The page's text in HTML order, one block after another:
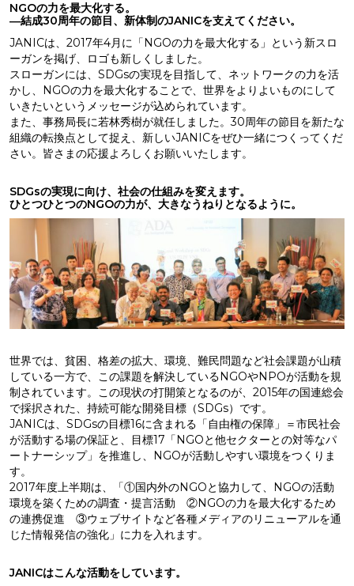
NGOの力を最大化する。
―結成30周年の節目、新体制のJANICを支えてください。
JANICは、2017年4月に「NGOの力を最大化する」という新スロ
ーガンを掲げ、ロゴも新しくしました。
スローガンには、SDGsの実現を目指して、ネットワークの力を活
かし、NGOの力を最大化することで、世界をよりよいものにして
いきたいというメッセージが込められています。
また、事務局長に若林秀樹が就任しました。30周年の節目を新たな
組織の転換点として捉え、新しいJANICをぜひ一緒につくってくだ
さい。皆さまの応援よろしくお願いいたします。
SDGsの実現に向け、社会の仕組みを変えます。
ひとつひとつのNGOの力が、大きなうねりとなるように。
世界では、貧困、格差の拡大、環境、難民問題など社会課題が山積
している一方で、この課題を解決しているNGOやNPOが活動を規
制されています。この現状の打開策となるのが、2015年の国連総会
で採択された、持続可能な開発目標（SDGs）です。
JANICは、SDGsの目標16に含まれる「自由権の保障」＝市民社会
が活動する場の保証と、目標17「NGOと他セクターとの対等なパ
ートナーシップ」を推進し、NGOが活動しやすい環境をつくりま
す。
2017年度上半期は、「①国内外のNGOと協力して、NGOの活動
環境を築くための調査・提言活動 ②NGOの力を最大化するため
の連携促進 ③ウェブサイトなど各種メディアのリニューアルを通
じた情報発信の強化」に力を入れます。
JANICはこんな活動をしています。